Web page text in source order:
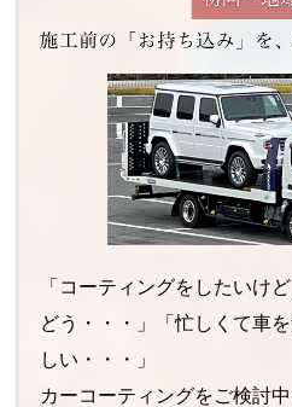
「コーティングをしたいけ
どう・・・」「忙しくて車
しい・・・」
カーコーティングをご検討